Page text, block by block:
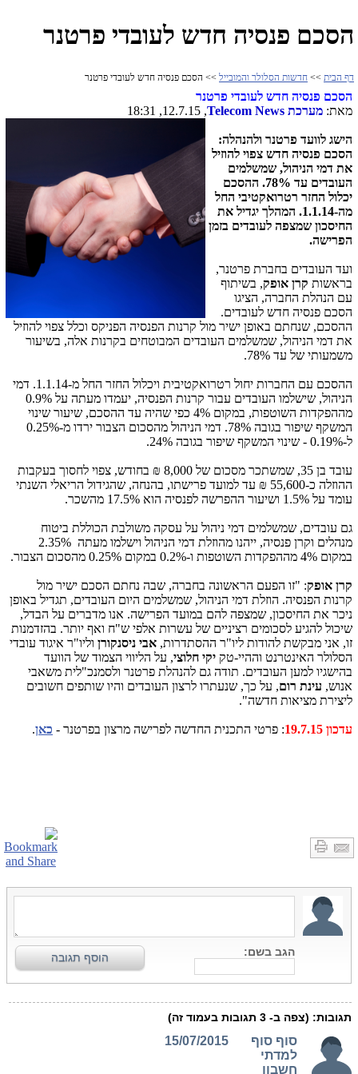
הסכם פנסיה חדש לעובדי פרטנר
דף הבית >> חדשות הסלולר והמובייל >> הסכם פנסיה חדש לעובדי פרטנר
הסכם פנסיה חדש לעובדי פרטנר
מאת: מערכת Telecom News
, 12.7.15, 18:31
הישג לוועד פרטנר ולהנהלה:
הסכם פנסיה חדש צפוי להוזיל
את דמי הניהול, שמשלמים
העובדים עד 78%.
ההסכם
יכלול החזר רטרואקטיבי החל
מה-1.1.14.
המהלך יגדיל את
החיסכון שמצפה לעובדים בזמן
הפרישה.
ועד העובדים בחברת פרטנר,
בראשות קרן אופק, בשיתוף
עם הנהלת החברה, הציגו
הסכם פנסיה חדש לעובדים.
ההסכם, שנחתם באופן ישיר מול קרנות הפנסיה הפניקס וכלל צפוי להוזיל
את דמי הניהול, שמשלמים העובדים המבוטחים בקרנות אלה, בשיעור
משמעותי של עד 78%.
ההסכם עם החברות יחול רטרואקטיבית ויכלול החזר החל מ-1.1.14. דמי
הניהול, שישלמו העובדים עבור קרנות הפנסיה, יעמדו מעתה על 0.9%
מההפקדות השוטפות, במקום 4% כפי שהיה עד ההסכם, שיעור שינוי
המשקף שיפור בגובה 78%. דמי הניהול מהסכום הצבור ירדו מ-0.25%
ל-0.19% - שינוי המשקף שיפור בגובה 24%.
עובד בן 35, שמשתכר מסכום של 8,000 ₪ בחודש, צפוי לחסוך בעקבות
ההוזלה כ-55,600 ₪ עד למועד פרישתו, בהנחה, שהגידול הריאלי השנתי
עומד על 1.5% ושיעור ההפרשה לפנסיה הוא 17.5% מהשכר.
גם עובדים, שמשלמים דמי ניהול על עסקה משולבת הכוללת ביטוח
מנהלים וקרן פנסיה, ייהנו מהוזלת דמי הניהול וישלמו מעתה 2.35%
במקום 4% מההפקדות השוטפות ו-0.2% במקום 0.25% מהסכום הצבור.
קרן אופק: "זו הפעם הראשונה בחברה, שבה נחתם הסכם ישיר מול
קרנות הפנסיה. הוזלת דמי הניהול, שמשלמים היום העובדים, תגדיל באופן
ניכר את החיסכון, שמצפה להם במועד הפרישה. אנו מדברים על הבדל,
שיכול להגיע לסכומים רציניים של עשרות אלפי ש"ח ואף יותר. בהזדמנות
זו, אני מבקשת להודות ליו"ר ההסתדרות, אבי ניסנקורן וליו"ר איגוד עובדי
הסלולר האינטרנט וההיי-טק יקי חלוצי, על הליווי הצמוד של הוועד
בהישגיו למען העובדים. תודה גם להנהלת פרטנר ולסמנכ"לית משאבי
אנוש, עינת רום, על כך, שנעתרו לרצון העובדים והיו שותפים חשובים
ליצירת מציאות חדשה".
עדכון 19.7.15 : פרטי התכנית החדשה לפרישה מרצון בפרטנר - כאן.